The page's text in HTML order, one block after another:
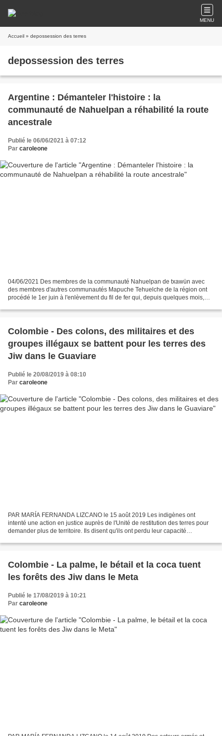
MENU
Accueil » depossession des terres
depossession des terres
Argentine : Démanteler l'histoire : la
communauté de Nahuelpan a réhabilité la route
ancestrale
Publié le 06/06/2021 à 07:12
Par caroleone
04/06/2021 Des membres de la communauté Nahuelpan de txawün avec
des membres d'autres communautés Mapuche Tehuelche de la région ont
procédé le 1er juin à l'enlèvement du fil de fer qui, depuis quelques mois,
Colombie - Des colons, des militaires et des
groupes illégaux se battent pour les terres des
Jiw dans le Guaviare
Publié le 20/08/2019 à 08:10
Par caroleone
PAR MARÍA FERNANDA LIZCANO le 15 août 2019 Les indigènes ont
intenté une action en justice auprès de l'Unité de restitution des terres pour
demander plus de territoire. Ils disent qu'ils ont perdu leur capacité
Colombie - La palme, le bétail et la coca tuent
les forêts des Jiw dans le Meta
Publié le 17/08/2019 à 10:21
Par caroleone